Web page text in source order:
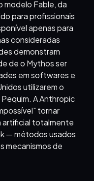
Fable, da
para profissionais
apenas para
consideradas
demonstram
de o Mythos ser
em softwares e
utilizarem o
A Anthropic
tornar
artificial totalmente
— métodos usados
mecanismos de